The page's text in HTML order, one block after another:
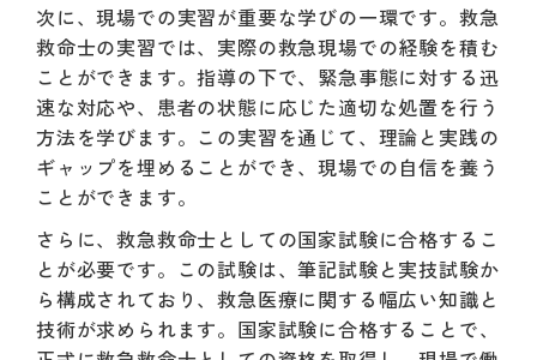
次に、現場での実習が重要な学びの一環です。救急
救命士の実習では、実際の救急現場での経験を積む
ことができます。指導の下で、緊急事態に対する迅
速な対応や、患者の状態に応じた適切な処置を行う
方法を学びます。この実習を通じて、理論と実践の
ギャップを埋めることができ、現場での自信を養う
ことができます。
さらに、救急救命士としての国家試験に合格するこ
とが必要です。この試験は、筆記試験と実技試験か
ら構成されており、救急医療に関する幅広い知識と
技術が求められます。国家試験に合格することで、